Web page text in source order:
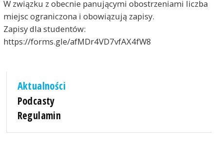
W związku z obecnie panującymi obostrzeniami liczba
miejsc ograniczona i obowiązują zapisy.
Zapisy dla studentów:
https://forms.gle/afMDr4VD7vfAX4fW8
Aktualności
Podcasty
Regulamin